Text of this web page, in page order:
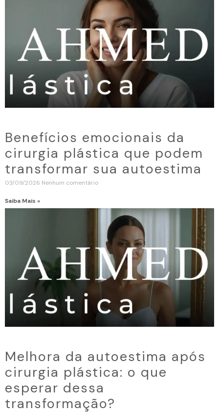
Benefícios emocionais da
cirurgia plástica que podem
transformar sua autoestima
03/09/2026 Nenhum comentário
Saiba Mais »
Melhora da autoestima após
cirurgia plástica: o que
esperar dessa
transformação?